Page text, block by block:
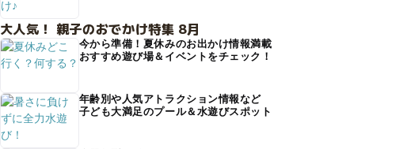
大人気！ 親子のおでかけ特集 8月
今から準備！夏休みのお出かけ情報満載
おすすめ遊び場＆イベントをチェック！
年齢別や人気アトラクション情報など
子ども大満足のプール＆水遊びスポット